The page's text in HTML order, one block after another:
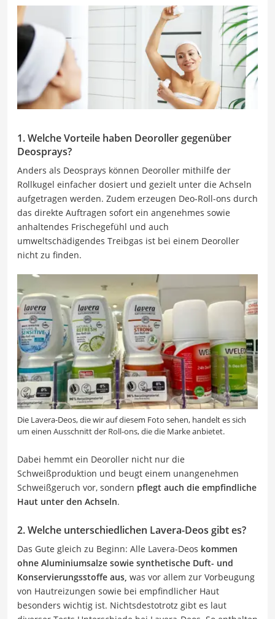
1. Welche Vorteile haben Deoroller gegenüber
Deosprays?
Anders als Deosprays können Deoroller mithilfe der
Rollkugel einfacher dosiert und gezielt unter die Achseln
aufgetragen werden. Zudem erzeugen Deo-Roll-ons durch
das direkte Auftragen sofort ein angenehmes sowie
anhaltendes Frischegefühl und auch
umweltschädigendes Treibgas ist bei einem Deoroller
nicht zu finden.
Die Lavera-Deos, die wir auf diesem Foto sehen, handelt es sich
um einen Ausschnitt der Roll-ons, die die Marke anbietet.
Dabei hemmt ein Deoroller nicht nur die
Schweißproduktion und beugt einem unangenehmen
Schweißgeruch vor, sondern pflegt auch die empfindliche
Haut unter den Achseln.
2. Welche unterschiedlichen Lavera-Deos gibt es?
Das Gute gleich zu Beginn: Alle Lavera-Deos kommen
ohne Aluminiumsalze sowie synthetische Duft- und
Konservierungsstoffe aus, was vor allem zur Vorbeugung
von Hautreizungen sowie bei empfindlicher Haut
besonders wichtig ist. Nichtsdestotrotz gibt es laut